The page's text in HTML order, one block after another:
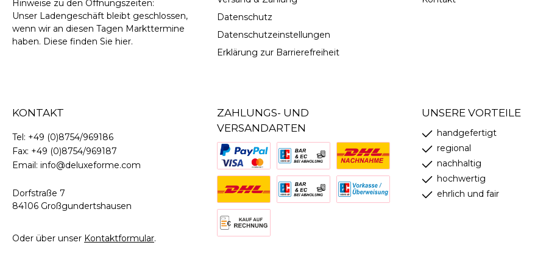
Hinweise zu den Öffnungszeiten:
Unser Ladengeschäft bleibt geschlossen,
wenn wir an diesen Tagen Markttermine
haben. Diese finden Sie hier.
Datenschutz
Datenschutzeinstellungen
Erklärung zur Barrierefreiheit
KONTAKT
Tel: +49 (0)8754/969186
Fax: +49 (0)8754/969187
Email: info@deluxeforme.com
Dorfstraße 7
84106 Großgundertshausen
Oder über unser Kontaktformular.
ZAHLUNGS- UND
VERSANDARTEN
UNSERE VORTEILE
handgefertigt
regional
nachhaltig
hochwertig
ehrlich und fair